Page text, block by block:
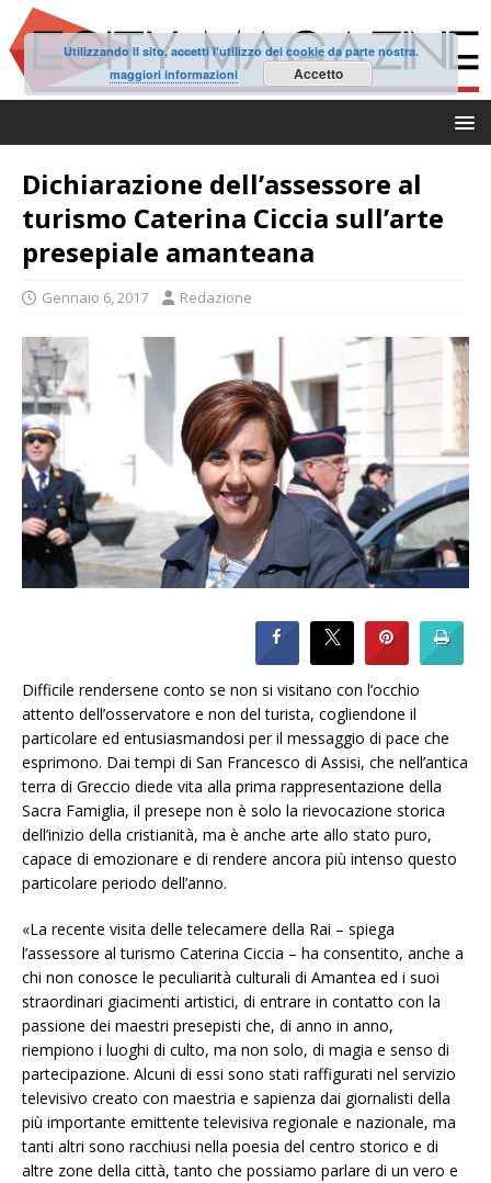
Dichiarazione dell’assessore al
turismo Caterina Ciccia sull’arte
presepiale amanteana
Gennaio 6, 2017 Redazione
Difficile rendersene conto se non si visitano con l’occhio
attento dell’osservatore e non del turista, cogliendone il
particolare ed entusiasmandosi per il messaggio di pace che
esprimono. Dai tempi di San Francesco di Assisi, che nell’antica
terra di Greccio diede vita alla prima rappresentazione della
Sacra Famiglia, il presepe non è solo la rievocazione storica
dell’inizio della cristianità, ma è anche arte allo stato puro,
capace di emozionare e di rendere ancora più intenso questo
particolare periodo dell’anno.
«La recente visita delle telecamere della Rai – spiega
l’assessore al turismo Caterina Ciccia – ha consentito, anche a
chi non conosce le peculiarità culturali di Amantea ed i suoi
straordinari giacimenti artistici, di entrare in contatto con la
passione dei maestri presepisti che, di anno in anno,
riempiono i luoghi di culto, ma non solo, di magia e senso di
partecipazione. Alcuni di essi sono stati raffigurati nel servizio
televisivo creato con maestria e sapienza dai giornalisti della
più importante emittente televisiva regionale e nazionale, ma
tanti altri sono racchiusi nella poesia del centro storico e di
altre zone della città, tanto che possiamo parlare di un vero e
Utilizzando il sito, accetti l'utilizzo dei cookie da parte nostra.
maggiori informazioni
Accetto